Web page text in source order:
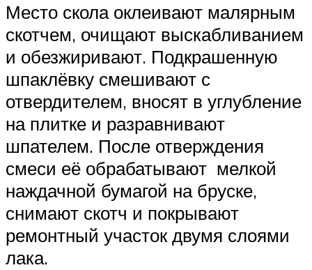
Место скола оклеивают малярным
скотчем, очищают выскабливанием
и обезжиривают. Подкрашенную
шпаклёвку смешивают с
отвердителем, вносят в углубление
на плитке и разравнивают
шпателем. После отверждения
смеси её обрабатывают мелкой
наждачной бумагой на бруске,
снимают скотч и покрывают
ремонтный участок двумя слоями
лака.